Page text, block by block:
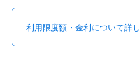
利用限度額・金利について詳